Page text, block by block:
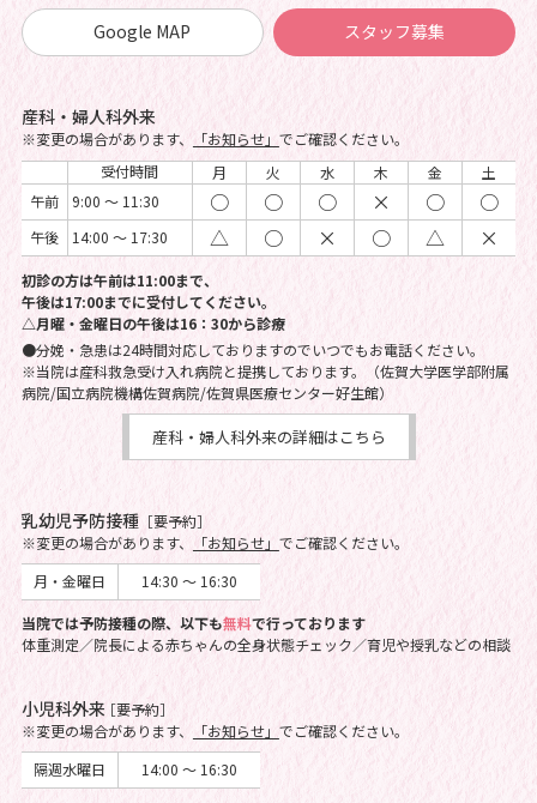
Google MAP スタッフ募集
産科・婦人科外来
※変更の場合があります、 「お知らせ」 でご確認ください。
受付時間
月 火 水 木 金
土
午前
9:00 ～ 11:30 ○ ○ ○ × ○ ○
午後 14:00 ～ 17:30 △ ○ × ○ △ ×
初診の方は午前は11:00まで、
午後は17:00までに受付してください。
△月曜・金曜日の午後は16：30から診療
●分娩・急患は24時間対応しておりますのでいつでもお電話ください。
※当院は産科救急受け入れ病院と提携しております。（佐賀大学医学部附属
病院/国立病院機構佐賀病院/佐賀県医療センター好生館）
産科・婦人科外来の詳細はこちら
乳幼児予防接種［要予約］
※変更の場合があります、 「お知らせ」 でご確認ください。
月・金曜日
14:30 ～ 16:30
当院では予防接種の際、以下も無料で行っております
体重測定／院長による赤ちゃんの全身状態チェック／育児や授乳などの相談
小児科外来［要予約］
※変更の場合があります、
「お知らせ」 でご確認ください。
隔週水曜日
14:00 ～ 16:30